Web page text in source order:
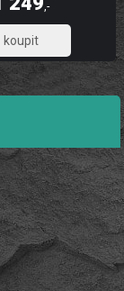
tisku. Skládá se z
,-
1 032,23